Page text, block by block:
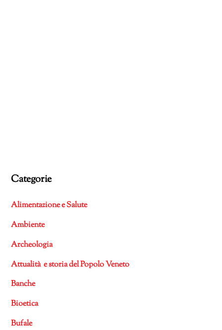
Categorie
Alimentazione e Salute
Ambiente
Archeologia
Attualità e storia del Popolo Veneto
Banche
Bioetica
Bufale